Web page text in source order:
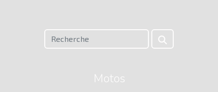
Motos